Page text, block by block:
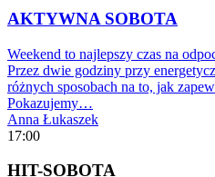
AKTYWNA SOBOTA
Weekend to najlepszy czas na
Przez dwie godziny przy
różnych sposobach na to, jak
Pokazujemy…
Anna Łukaszek
17:00
HIT-SOBOTA